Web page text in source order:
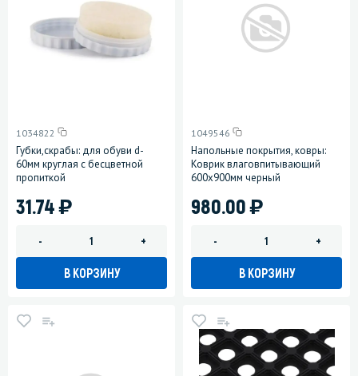
1034822
Губки,скрабы: для обуви d-
60мм круглая с бесцветной
пропиткой
31.74)
- +
В КОРЗИНУ
1049546
Напольные покрытия, ковры:
Коврик влаговпитывающий
600х900мм черный
980.00)
- +
В КОРЗИНУ